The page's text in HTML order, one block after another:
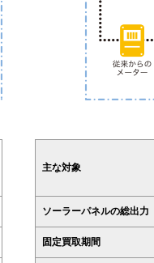
主な対象
ソーラーパネルの総出力
固定買取期間